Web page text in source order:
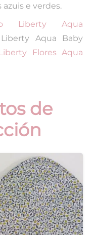
e verdes.
Liberty Aqua
Aqua Baby
Flores Aqua
de